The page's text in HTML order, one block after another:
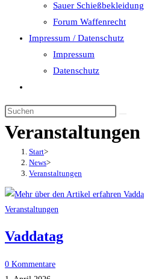
Sauer Schießbekleidung
Forum Waffenrecht
Impressum / Datenschutz
Impressum
Datenschutz
umschalten
Veranstaltungen
Start>
News>
Veranstaltungen
Veranstaltungen
Vaddatag
0 Kommentare